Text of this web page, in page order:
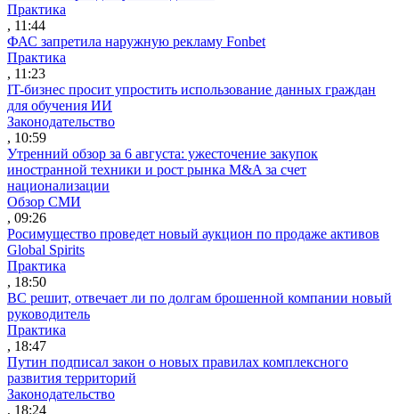
Практика
, 11:44
ФАС запретила наружную рекламу Fonbet
Практика
, 11:23
IT-бизнес просит упростить использование данных граждан
для обучения ИИ
Законодательство
, 10:59
Утренний обзор за 6 августа: ужесточение закупок
иностранной техники и рост рынка M&A за счет
национализации
Обзор СМИ
, 09:26
Росимущество проведет новый аукцион по продаже активов
Global Spirits
Практика
, 18:50
ВС решит, отвечает ли по долгам брошенной компании новый
руководитель
Практика
, 18:47
Путин подписал закон о новых правилах комплексного
развития территорий
Законодательство
, 18:24